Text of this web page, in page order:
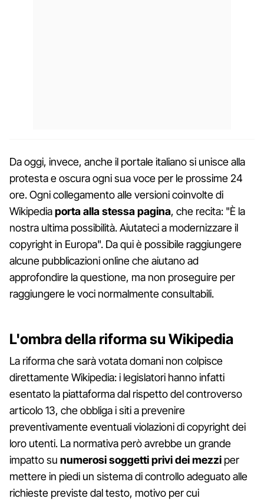
Da oggi, invece, anche il portale italiano si unisce alla
protesta e oscura ogni sua voce per le prossime 24
ore. Ogni collegamento alle versioni coinvolte di
Wikipediaporta alla stessa pagina, che recita: "È la
nostra ultima possibilità. Aiutateci a modernizzare il
copyright in Europa". Da qui è possibile raggiungere
alcune pubblicazioni online che aiutano ad
approfondire la questione, ma non proseguire per
raggiungere le voci normalmente consultabili.
L'ombra della riforma su Wikipedia
La riforma che sarà votata domani non colpisce
direttamente Wikipedia: i legislatori hanno infatti
esentato la piattaforma dal rispetto del controverso
articolo 13, che obbliga i siti a prevenire
preventivamente eventuali violazioni di copyright dei
loro utenti. La normativa però avrebbe un grande
impatto su numerosi soggetti privi dei mezzi per
mettere in piedi un sistema di controllo adeguato alle
richieste previste dal testo, motivo per cui